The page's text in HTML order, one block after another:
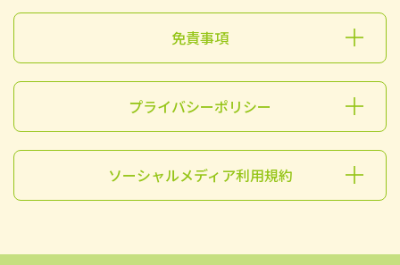
免責事項
プライバシーポリシー
ソーシャルメディア利用規約